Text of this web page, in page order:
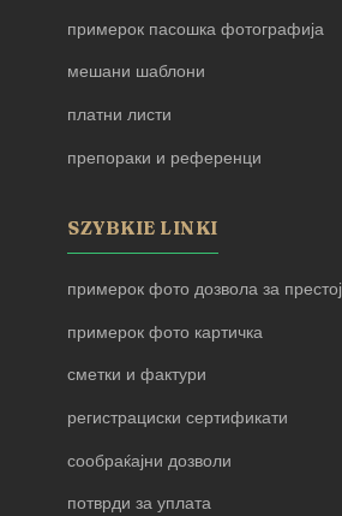
примерок пасошка фотографија
мешани шаблони
платни листи
препораки и референци
SZYBKIE LINKI
примерок фото дозвола за престој
примерок фото картичка
сметки и фактури
регистрациски сертификати
сообраќајни дозволи
потврди за уплата